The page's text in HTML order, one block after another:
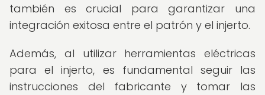
también es crucial para garantizar una
integración exitosa entre el patrón y el injerto.
Además, al utilizar herramientas eléctricas
para el injerto, es fundamental seguir las
instrucciones del fabricante y tomar las